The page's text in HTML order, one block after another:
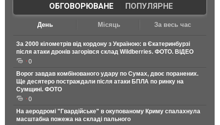
ОБГОВОРЮВАНЕ| ПОПУЛЯРНЕ
День Місяць За весь час
За 2000 кілометрів від кордону з Україною: в Єкатеринбурзі
після атаки дронів загорівся склад Wildberries. ФОТО. ВІДЕО
0
Ворог завдав комбінованого удару по Сумах, двоє поранених.
Ще десятеро постраждали після атаки БПЛА по ринку на
Сумщині. ФОТО
0
На аеродромі "Гвардійське" в окупованому Криму спалахнула
масштабна пожежа на складі пального